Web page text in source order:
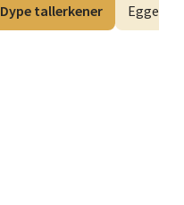
Dype tallerkener